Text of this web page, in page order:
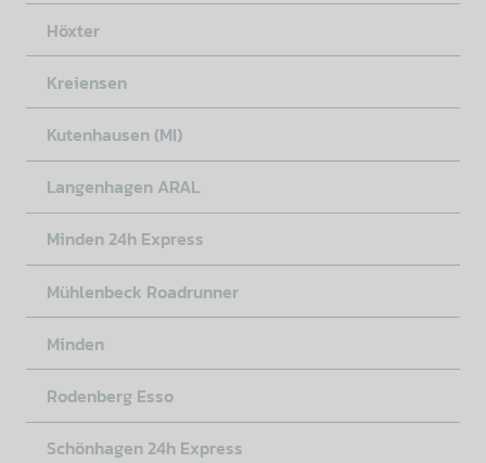
Höxter
Kreiensen
Kutenhausen (MI)
Langenhagen ARAL
Minden 24h Express
Mühlenbeck Roadrunner
Minden
Rodenberg Esso
Schönhagen 24h Express